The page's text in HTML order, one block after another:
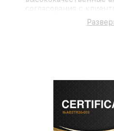
согласования с
На все работы и
предоставляется
современное
лицензированное ПО
диагностических